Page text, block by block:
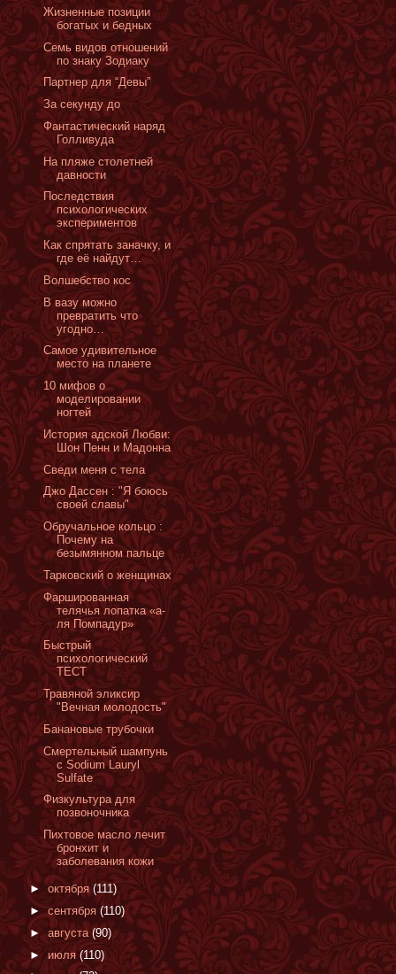
Жизненные позиции
богатых и бедных
Семь видов отношений
по знаку Зодиаку
Партнер для “Девы”
За секунду до
Фантастический наряд
Голливуда
На пляже столетней
давности
Последствия
психологических
экспериментов
Как спрятать заначку, и
где её найдут…
Волшебство кос
В вазу можно
превратить что
угодно…
Самое удивительное
место на планете
10 мифов о
моделировании
ногтей
История адской Любви:
Шон Пенн и Мадонна
Сведи меня с тела
Джо Дассен : "Я боюсь
своей славы"
Обручальное кольцо :
Почему на
безымянном пальце
Тарковский о женщинах
Фаршированная
телячья лопатка «а-
ля Помпадур»
Быстрый
психологический
ТЕСТ
Травяной эликсир
"Вечная молодость"
Банановые трубочки
Смертельный шампунь
с Sodium Lauryl
Sulfate
Физкультура для
позвоночника
Пихтовое масло лечит
бронхит и
заболевания кожи
► октября(111)
►сентября (110)
►августа (90)
► июля (110)